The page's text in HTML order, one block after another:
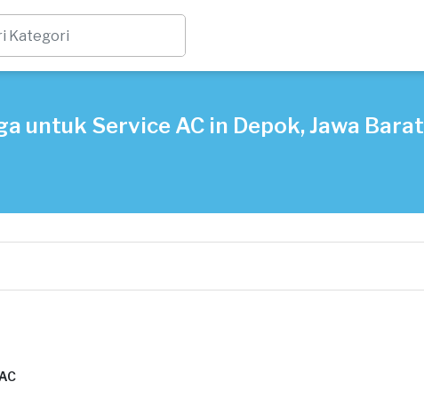
untuk Service AC in Depok, Jawa Barat